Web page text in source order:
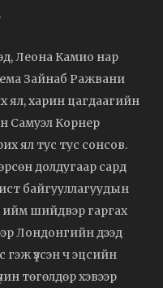
Леона Камио нар
Зайнаб Ражвани
ял, харин цагдаагийн
Самуэл Корнер
ял тус тус сонсов.
долдугаар сард
байгууллагуудын
ийм шийдвэр гаргах
Лондонгийн дээд
гэж үзсэн ч эцсийн
төгөлдөр хэвээр